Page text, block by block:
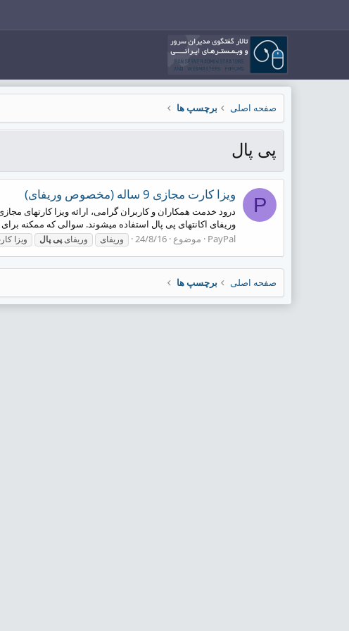
صفحه اصلی برچسپ ها
پی پال
P ویزا کارت مجازی 9 ساله (مخصوص وریفای)
وریفای اکانتهای پی پال استفاده میشوند. سوالی که ممکنه برای
PayPal
موضوع 24/8/16 وریفای وریفایپیپال ویزا
صفحه اصلی برچسپ ها